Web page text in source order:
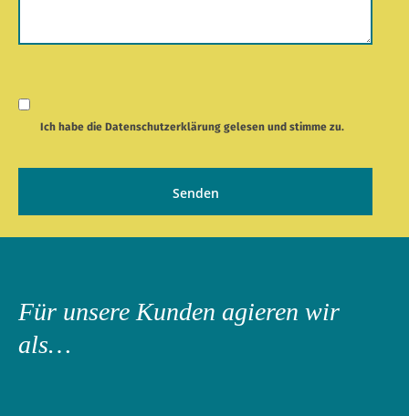
Ich habe dieDatenschutzerklärung gelesen und stimme zu.
Für unsere Kunden agieren wir
als…